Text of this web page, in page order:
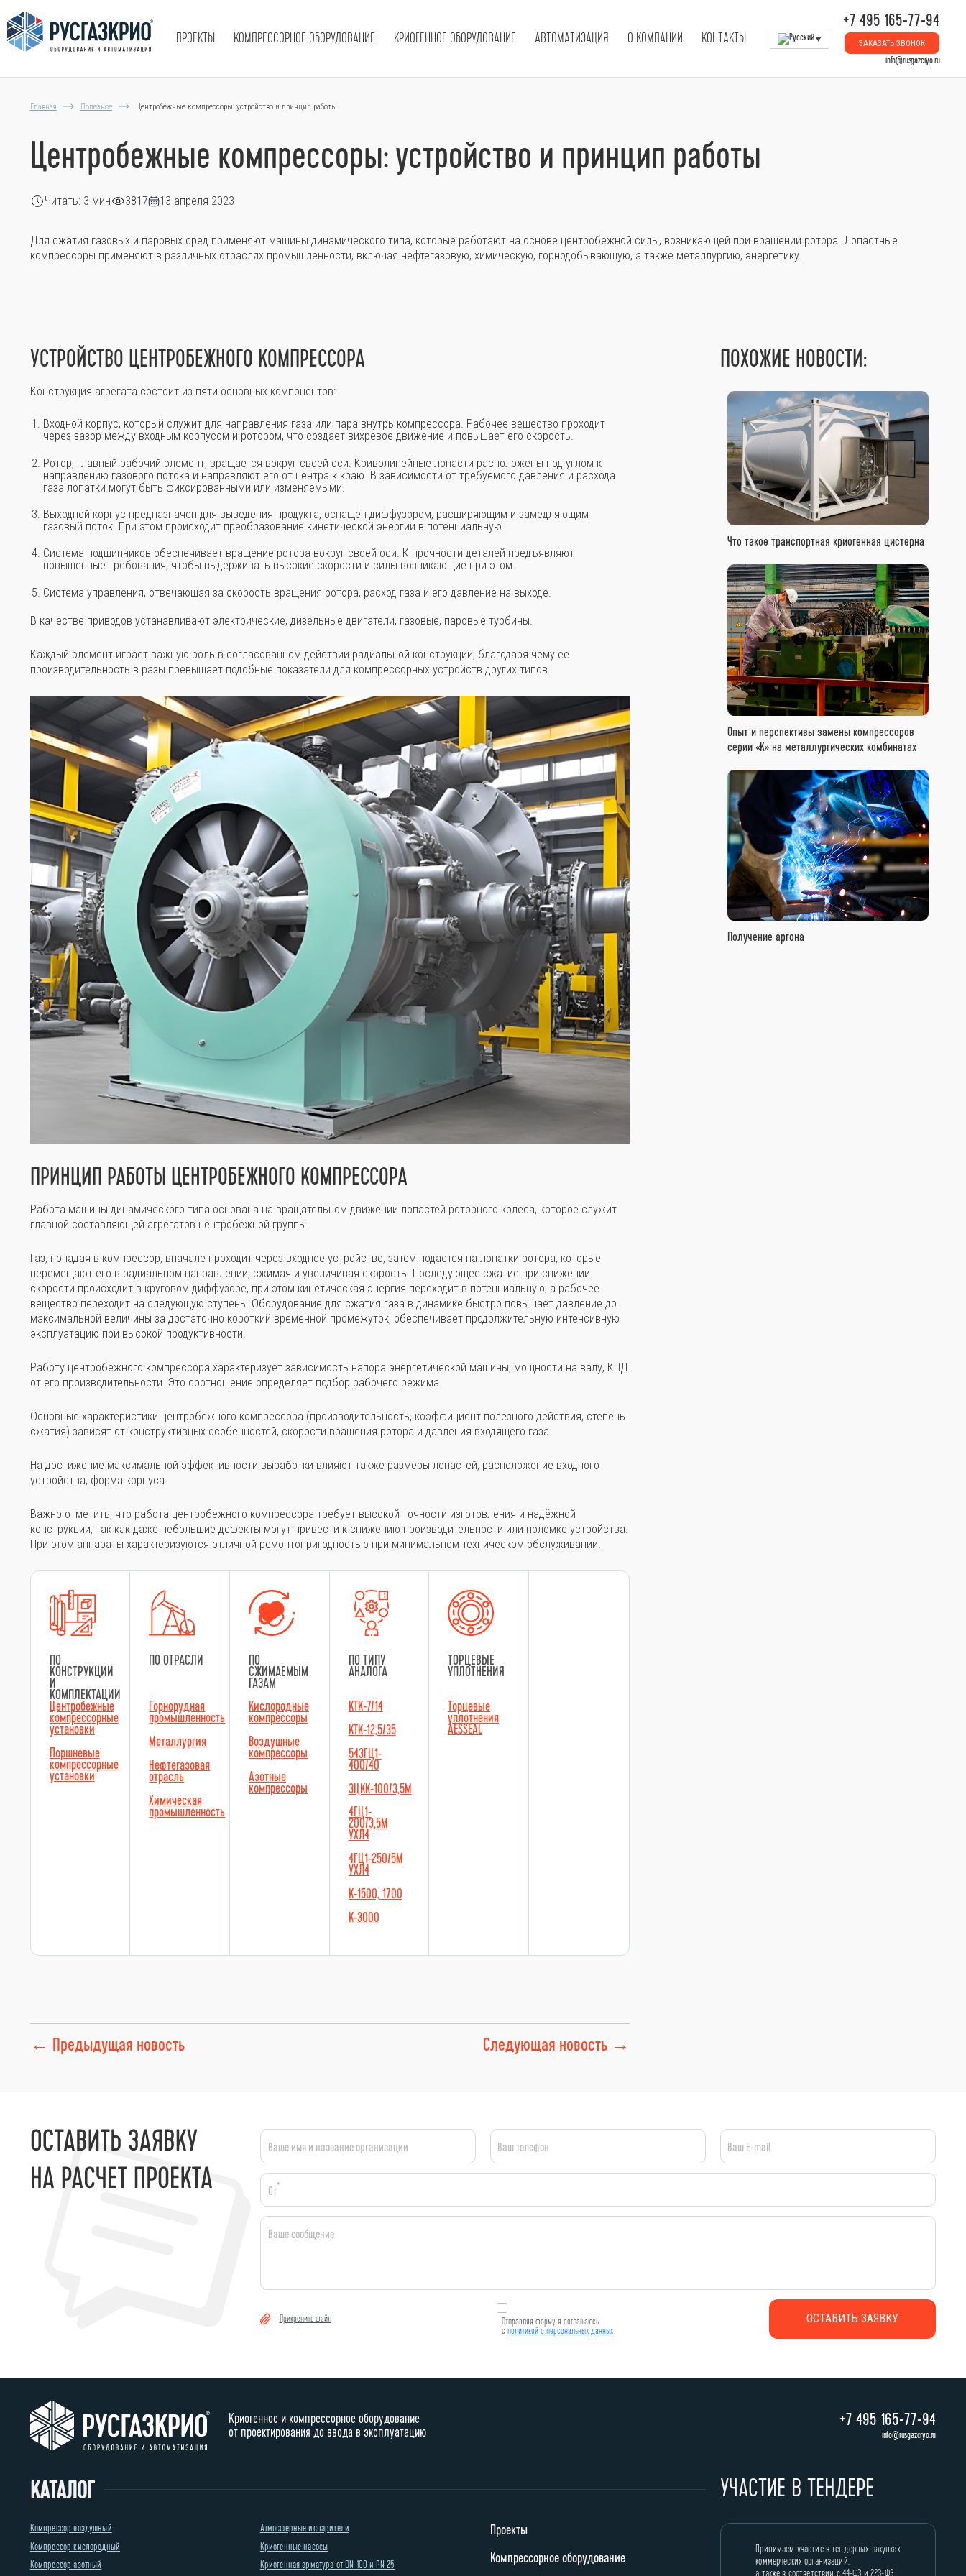
ПРОЕКТЫ КОМПРЕССОРНОЕ ОБОРУДОВАНИЕ КРИОГЕННОЕ ОБОРУДОВАНИЕ АВТОМАТИЗАЦИЯ О КОМПАНИИ КОНТАКТЫ
+7 495 165-77-94
ЗАКАЗАТЬ ЗВОНОК
info@rusgazcryo.ru
Главная Полезное Центробежные компрессоры: устройство и принцип работы
Центробежные компрессоры: устройство и принцип работы
Читать: 3 мин 3817 13 апреля 2023
Для сжатия газовых и паровых сред применяют машины динамического типа, которые работают на основе центробежной силы, возникающей при вращении ротора. Лопастные
компрессоры применяют в различных отраслях промышленности, включая нефтегазовую, химическую, горнодобывающую, а также металлургию, энергетику.
УСТРОЙСТВО ЦЕНТРОБЕЖНОГО КОМПРЕССОРА
Конструкция агрегата состоит из пяти основных компонентов:
Входной корпус, который служит для направления газа или пара внутрь компрессора. Рабочее вещество проходит
через зазор между входным корпусом и ротором, что создает вихревое движение и повышает его скорость.
Ротор, главный рабочий элемент, вращается вокруг своей оси. Криволинейные лопасти расположены под углом к
направлению газового потока и направляют его от центра к краю. В зависимости от требуемого давления и расхода
газа лопатки могут быть фиксированными или изменяемыми.
Выходной корпус предназначен для выведения продукта, оснащён диффузором, расширяющим и замедляющим
газовый поток. При этом происходит преобразование кинетической энергии в потенциальную.
Система подшипников обеспечивает вращение ротора вокруг своей оси. К прочности деталей предъявляют
повышенные требования, чтобы выдерживать высокие скорости и силы возникающие при этом.
Система управления, отвечающая за скорость вращения ротора, расход газа и его давление на выходе.
В качестве приводов устанавливают электрические, дизельные двигатели, газовые, паровые турбины.
Каждый элемент играет важную роль в согласованном действии радиальной конструкции, благодаря чему её
производительность в разы превышает подобные показатели для компрессорных устройств других типов.
ПРИНЦИП РАБОТЫ ЦЕНТРОБЕЖНОГО КОМПРЕССОРА
Работа машины динамического типа основана на вращательном движении лопастей роторного колеса, которое служит
главной составляющей агрегатов центробежной группы.
Газ, попадая в компрессор, вначале проходит через входное устройство, затем подаётся на лопатки ротора, которые
перемещают его в радиальном направлении, сжимая и увеличивая скорость. Последующее сжатие при снижении
скорости происходит в круговом диффузоре, при этом кинетическая энергия переходит в потенциальную, а рабочее
вещество переходит на следующую ступень. Оборудование для сжатия газа в динамике быстро повышает давление до
максимальной величины за достаточно короткий временной промежуток, обеспечивает продолжительную интенсивную
эксплуатацию при высокой продуктивности.
Работу центробежного компрессора характеризует зависимость напора энергетической машины, мощности на валу, КПД
от его производительности. Это соотношение определяет подбор рабочего режима.
Основные характеристики центробежного компрессора (производительность, коэффициент полезного действия, степень
сжатия) зависят от конструктивных особенностей, скорости вращения ротора и давления входящего газа.
На достижение максимальной эффективности выработки влияют также размеры лопастей, расположение входного
устройства, форма корпуса.
Важно отметить, что работа центробежного компрессора требует высокой точности изготовления и надёжной
конструкции, так как даже небольшие дефекты могут привести к снижению производительности или поломке устройства.
При этом аппараты характеризуются отличной ремонтопригодностью при минимальном техническом обслуживании.
ПО
КОНСТРУКЦИИ
И
КОМПЛЕКТАЦИИ
Центробежные
компрессорные
установки
Поршневые
компрессорные
установки
ПО ОТРАСЛИ
Горнорудная
промышленность
Металлургия
Нефтегазовая
отрасль
Химическая
промышленность
ПО
СЖИМАЕМЫМ
ГАЗАМ
Кислородные
компрессоры
Воздушные
компрессоры
Азотные
компрессоры
ПО ТИПУ
АНАЛОГА
КТК-7/14
КТК-12,5/35
543ГЦ1-
400/40
ЗЦКК-100/3,5М
4ГЦ1-
200/3,5М
УХЛ4
4ГЦ1-250/5М
УХЛ4
К-1500, 1700
К-3000
ТОРЦЕВЫЕ
УПЛОТНЕНИЯ
Торцевые
уплотнения
AESSEAL
← Предыдущая новость Следующая новость→
ПОХОЖИЕ НОВОСТИ:
Что такое транспортная криогенная цистерна
Опыт и перспективы замены компрессоров
серии «К» на металлургических комбинатах
Получение аргона
Ваше имя и название организации Ваш телефон Ваш E-mail
От*
Ваше сообщение
Прикрепить файл
Отправляя форму, я соглашаюсь
с политикой о персональных данных
Криогенное и компрессорное оборудование
от проектирования до ввода в эксплуатацию
+7 495 165-77-94
info@rusgazcryo.ru
КАТАЛОГ
Компрессор воздушный
Компрессор кислородный
Компрессор азотный
Атмосферные испарители
Криогенные насосы
Криогенная арматура от DN 100 и PN 25
Проекты
Компрессорное оборудование
УЧАСТИЕ В ТЕНДЕРЕ
Принимаем участие в тендерных закупках
коммерческих организаций,
а также в соответствии с 44-ФЗ и 223-ФЗ